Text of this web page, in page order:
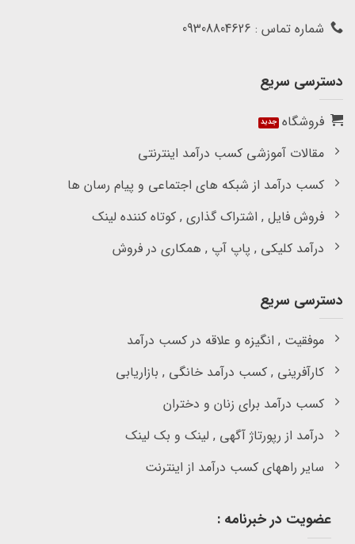
شماره تماس : 09308804626
دسترسی سریع
فروشگاه
مقالات آموزشی کسب درآمد اینترنتی
کسب درآمد از شبکه های اجتماعی و پیام رسان ها
فروش فایل , اشتراک گذاری , کوتاه کننده لینک
درآمد کلیکی , پاپ آپ , همکاری در فروش
دسترسی سریع
موفقیت , انگیزه و علاقه در کسب درآمد
کارآفرینی , کسب درآمد خانگی , بازاریابی
کسب درآمد برای زنان و دختران
درآمد از رپورتاژ آگهی , لینک و بک لینک
سایر راههای کسب درآمد از اینترنت
عضویت در خبرنامه :